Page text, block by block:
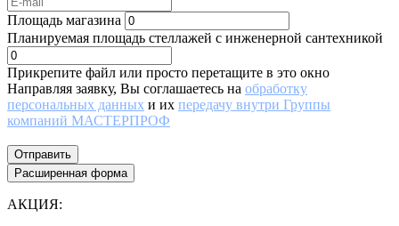
Площадь магазина
Планируемая площадь стеллажей с инженерной сантехникой
Прикрепите файл или просто перетащите в это окно
Направляя заявку, Вы соглашаетесь на обработку
персональных данных и их передачу внутри Группы
компаний МАСТЕРПРОФ
Отправить
Расширенная форма
АКЦИЯ: